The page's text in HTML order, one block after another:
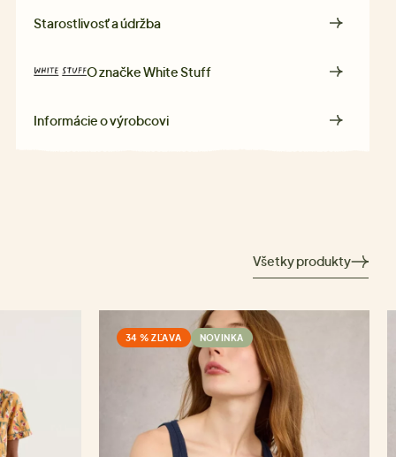
Starostlivosť a údržba
O značkeWhite Stuff
Informácie o výrobcovi
Všetky produkty
34 % ZĽAVA NOVINKA